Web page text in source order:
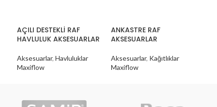
AÇILI DESTEKLİ RAF
HAVLULUK AKSESUARLAR
Aksesuarlar, Havluluklar
Maxiflow
ANKASTRE RAF
AKSESUARLAR
Aksesuarlar, Kağıtlıklar
Maxiflow